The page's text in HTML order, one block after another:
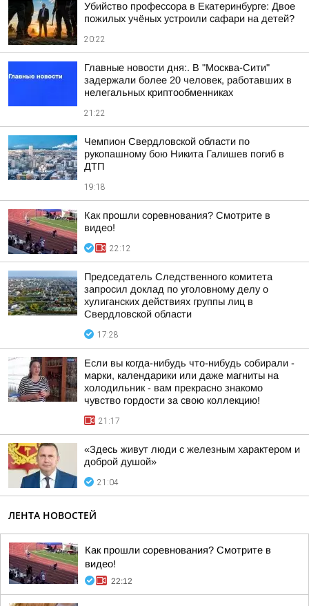
Убийство профессора в Екатеринбурге: Двое
пожилых учёных устроили сафари на детей?
20:22
Главные новости дня:. В "Москва-Сити"
задержали более 20 человек, работавших в
нелегальных криптообменниках
21:22
Чемпион Свердловской области по
рукопашному бою Никита Галишев погиб в
ДТП
19:18
Как прошли соревнования? Смотрите в
видео!
22:12
Председатель Следственного комитета
запросил доклад по уголовному делу о
хулиганских действиях группы лиц в
Свердловской области
17:28
Если вы когда-нибудь что-нибудь собирали -
марки, календарики или даже магниты на
холодильник - вам прекрасно знакомо
чувство гордости за свою коллекцию!
21:17
«Здесь живут люди с железным характером и
доброй душой»
21:04
ЛЕНТА НОВОСТЕЙ
Как прошли соревнования? Смотрите в
видео!
22:12